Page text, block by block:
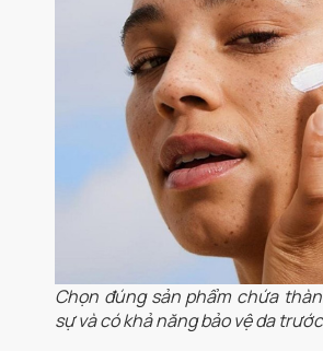
Chọn đúng sản phẩm chứa
sự và có khả năng bảo vệ da